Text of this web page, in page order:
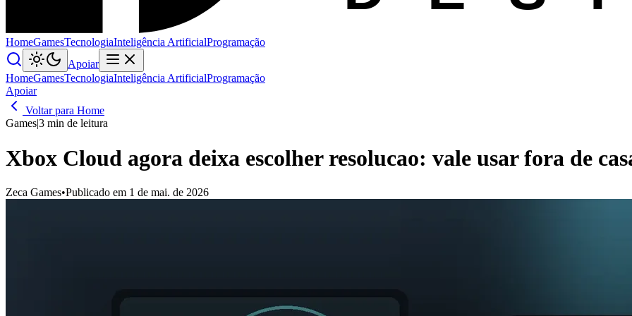
HomeGamesTecnologiaInteligência ArtificialProgramação
Apoiar
HomeGamesTecnologiaInteligência ArtificialProgramação
Apoiar
Voltar para Home
Games|3 min de leitura
Xbox Cloud agora deixa escolher resolucao: vale usar fora de
Zeca Games•Publicado em 1 de mai. de 2026